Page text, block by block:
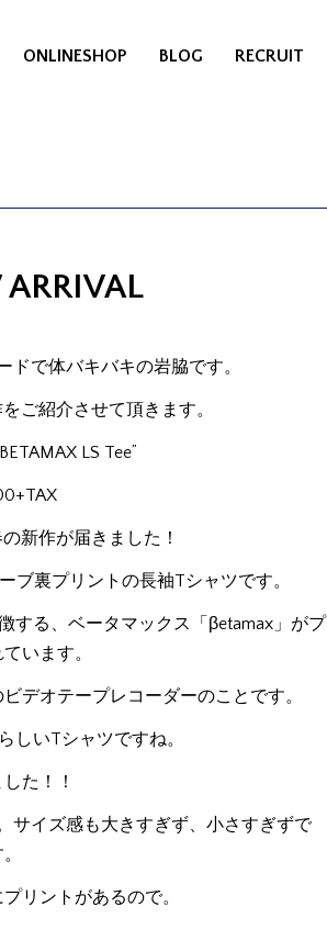
ONLINESHOP BLOG RECRUIT
ドで体バキバキの岩脇です。
ご紹介させて頂きます。
LS Tee”
新作が届きました！
ブ裏プリントの長袖Tシャツです。
する、ベータマックス「βetamax」がプ
います。
デオテープレコーダーのことです。
しいTシャツですね。
た！！
サイズ感も大きすぎず、小さすぎずで
リントがあるので。